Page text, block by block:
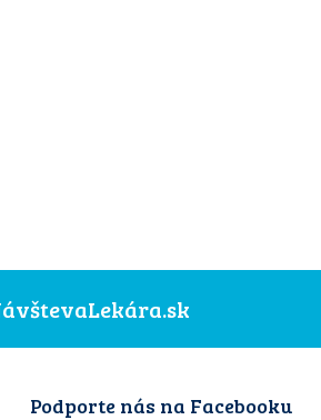
Podporte nás na Facebooku